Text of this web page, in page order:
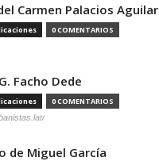
Carmen Palacios Aguilar
0 COMENTARIOS
Facho Dede
0 COMENTARIOS
de Miguel García